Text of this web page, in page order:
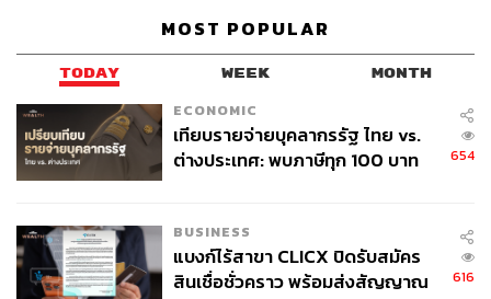
MOST POPULAR
TODAY WEEK MONTH
ECONOMIC
เทียบรายจ่ายบุคลากรรัฐ ไทย vs.
ต่างประเทศ: พบภาษีทุก 100 บาท
654
BUSINESS
แบงก์ไร้สาขา CLICX ปิดรับสมัคร
สินเชื่อชั่วคราว พร้อมส่งสัญญาณ
616